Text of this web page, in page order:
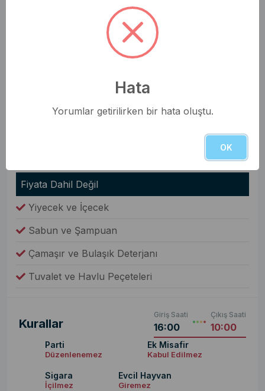
Ütü & Ütü Masası
Fiyata Dahil Değil
Yiyecek ve İçecek
Sabun ve Şampuan
Çamaşır ve Bulaşık Deterjanı
Tuvalet ve Havlu Peçeteleri
Kurallar
Giriş Saati
16:00
Çıkış Saati
10:00
Parti
Düzenlenemez
Ek Misafir
Kabul Edilmez
Sigara
İçilmez
Evcil Hayvan
Giremez
Hata
Yorumlar getirilirken bir hata oluştu.
OK